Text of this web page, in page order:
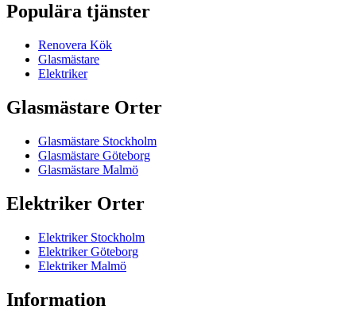
Populära tjänster
Renovera Kök
Glasmästare
Elektriker
Glasmästare Orter
Glasmästare Stockholm
Glasmästare Göteborg
Glasmästare Malmö
Elektriker Orter
Elektriker Stockholm
Elektriker Göteborg
Elektriker Malmö
Information